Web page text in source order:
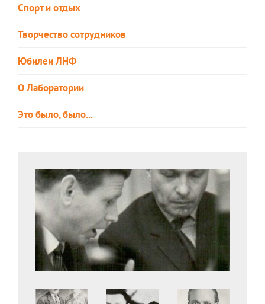
Спорт и отдых
Творчество сотрудников
Юбилеи ЛНФ
О Лаборатории
Это было, было...